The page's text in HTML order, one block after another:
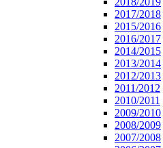
2017/2018
2015/2016
2016/2017
2014/2015
2013/2014
2012/2013
2011/2012
2010/2011
2009/2010
2008/2009
2007/2008